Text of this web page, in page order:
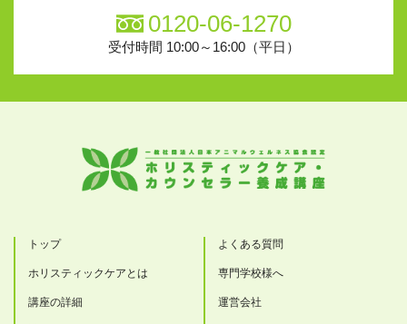
0120-06-1270
受付時間 10:00～16:00（平日）
トップ
ホリスティックケアとは
講座の詳細
よくある質問
専門学校様へ
運営会社